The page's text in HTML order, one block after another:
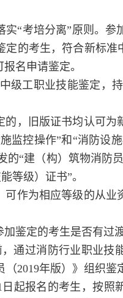
考培分离”原则。参
的考生，符合新标准
名申请鉴定。
工职业技能鉴定，
，旧版证书均认可为
监控操作”和“消防设
的“建（构）筑物消防
等级）证书”。
作为相应等级的从业
鉴定的考生是否有过
过消防行业职业技
2019年版）》组织
起报名的考生，按照